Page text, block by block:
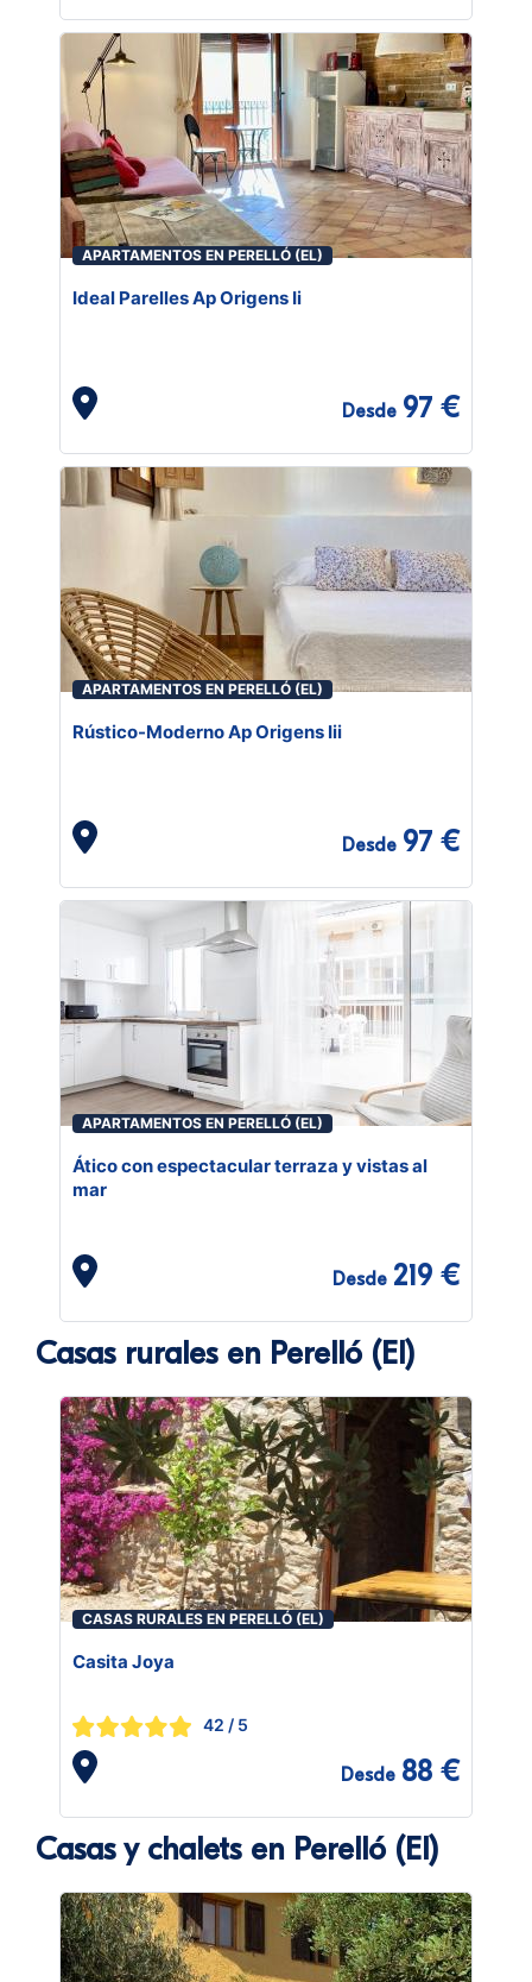
APARTAMENTOS EN PERELLÓ (EL)
Ideal Parelles Ap Origens Ii
Desde 97 €
APARTAMENTOS EN PERELLÓ (EL)
Rústico-Moderno Ap Origens Iii
Desde 97 €
APARTAMENTOS EN PERELLÓ (EL)
Ático con espectacular terraza y vistas al
mar
Desde 219 €
Casas rurales en Perelló (El)
CASAS RURALES EN PERELLÓ (EL)
Casita Joya
42 / 5
Desde 88 €
Casas y chalets en Perelló (El)